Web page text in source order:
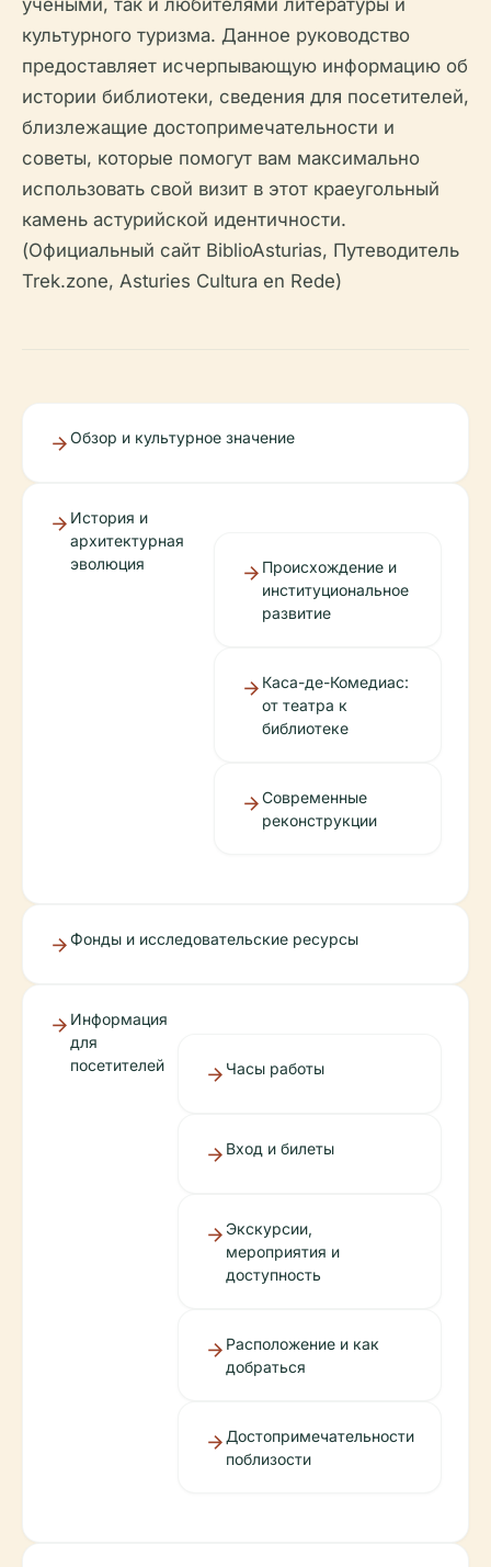
учеными, так и любителями литературы и
культурного туризма. Данное руководство
предоставляет исчерпывающую информацию об
истории библиотеки, сведения для посетителей,
близлежащие достопримечательности и
советы, которые помогут вам максимально
использовать свой визит в этот краеугольный
камень астурийской идентичности.
(Официальный сайт BiblioAsturias, Путеводитель
Trek.zone, Asturies Cultura en Rede)
Обзор и культурное значение
История и
архитектурная
эволюция
Происхождение и
институциональное
развитие
Каса-де-Комедиас:
от театра к
библиотеке
Современные
реконструкции
Фонды и исследовательские ресурсы
Информация
для
посетителей
Часы работы
Вход и билеты
Экскурсии,
мероприятия и
доступность
Расположение и как
добраться
Достопримечательности
поблизости